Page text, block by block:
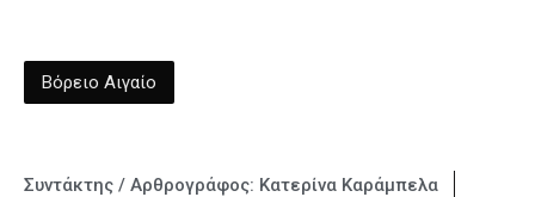
Βόρειο Αιγαίο
Συντάκτης / Αρθρογράφος: Κατερίνα Καράμπελα